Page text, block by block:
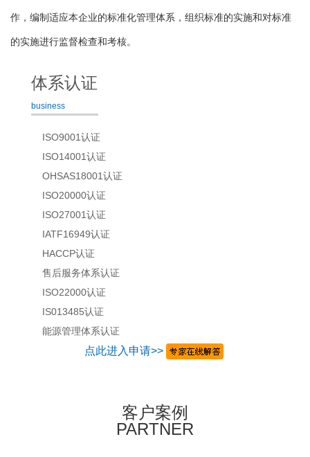
作，编制适应本企业的标准化管理体系，组织标准的实施和对标准
的实施进行监督检查和考核。
体系认证
business
ISO9001认证
ISO14001认证
OHSAS18001认证
ISO20000认证
ISO27001认证
IATF16949认证
HACCP认证
售后服务体系认证
ISO22000认证
IS013485认证
能源管理体系认证
点此进入申请>>
客户案例
PARTNER